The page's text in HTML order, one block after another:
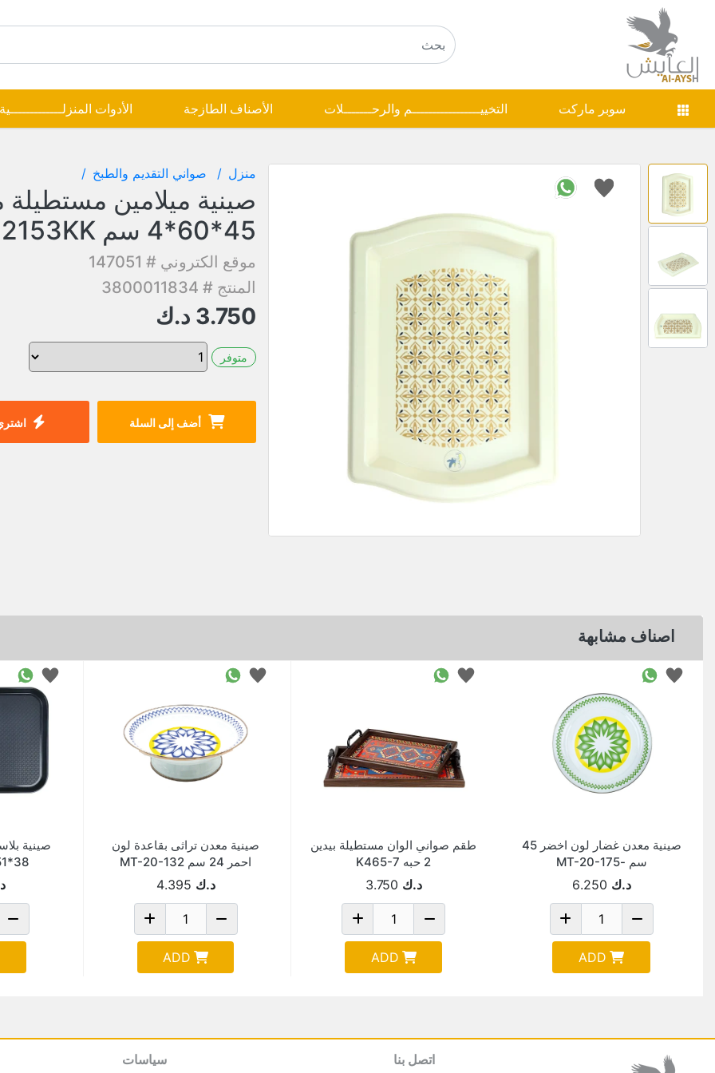
سوبر ماركت التخييـــــــــــــــــم والرحـــــــلات الأصناف الطازجة الأدوات المنزلـــــــــــــية
منزل صواني التقديم والطبخ
صينية ميلامين
45*60*4 سم PN2153KK
موقع الكتروني # 147051
المنتج # 3800011834
3.750 د.ك
متوفر
أضف إلى السلة
اصناف مشابهة
صينية معدن غضار لون اخضر 45
سم -MT-20-175
د.ك 6.250
ADD
طقم صواني الوان مستطيلة بيدين
2 حبه K465-7
د.ك 3.750
ADD
صينية معدن تراثى بقاعدة لون
احمر 24 سم MT-20-132
د.ك 4.395
ADD
صينية
38*51 سم 6477-5
اتصل بنا سياسات